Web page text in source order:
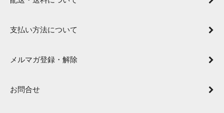
支払い方法について
メルマガ登録・解除
お問合せ